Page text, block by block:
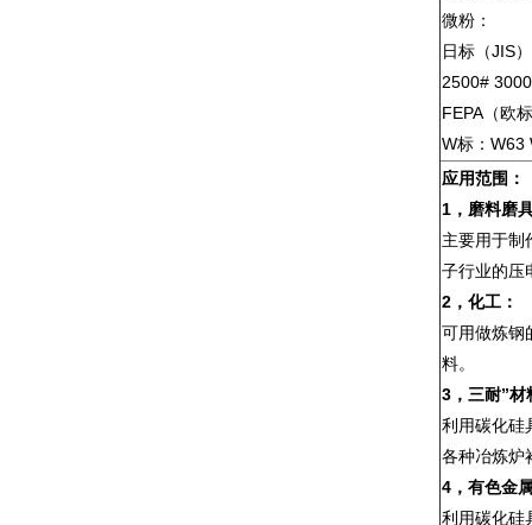
微粉：
日标（JIS
2500#
FEPA（欧
W标：W63
应用范围：
1， 磨料磨
主要用于制
子行业的压
2， 化工：
可用做炼钢
料。
3， 三耐”材
利用碳化硅
各种冶炼炉
4， 有色金
利用碳化硅